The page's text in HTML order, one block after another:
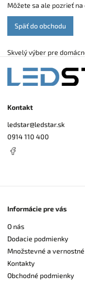
Môžete sa ale pozrieť
Späť do obchodu
Skvelý výber pre
Kontakt
ledstar@ledstar.sk
0914 110 400
Informácie pre vás
O nás
Dodacie podmienky
Množstevné a
Kontakty
Obchodné podmienky